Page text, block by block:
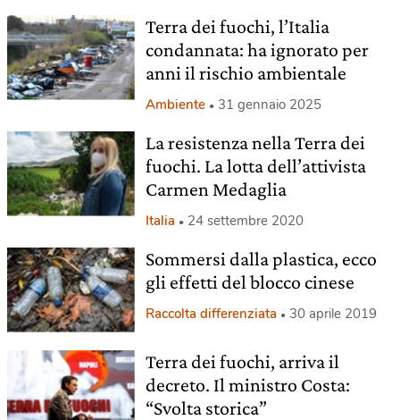
Terra dei fuochi, l’Italia
condannata: ha ignorato per
anni il rischio ambientale
Ambiente 31 gennaio 2025
La resistenza nella Terra dei
fuochi. La lotta dell’attivista
Carmen Medaglia
Italia 24 settembre 2020
Sommersi dalla plastica, ecco
gli effetti del blocco cinese
Raccolta differenziata 30 aprile 2019
Terra dei fuochi, arriva il
decreto. Il ministro Costa:
“Svolta storica”